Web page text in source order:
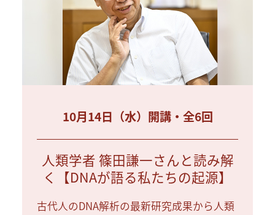
10月14日（水）開講・全6回
人類学者 篠田謙一さんと読み解
く【DNAが語る私たちの起源】
古代人のDNA解析の最新研究成果から人類